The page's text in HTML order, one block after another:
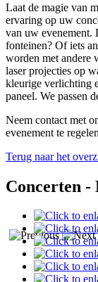
Laat de magie van
ervaring op uw
van uw evenement.
fonteinen? Of iets
worden met andere
laser projecties op
kleurige verlichting
paneel. We passen
Neem contact met
evenement te
Terug naar het
Concerten -